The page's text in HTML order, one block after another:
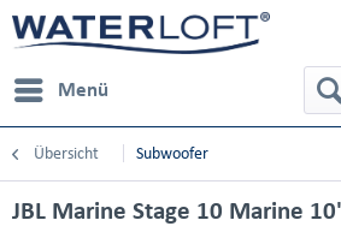
Menü
Übersicht Subwoofer
JBL Marine Stage 10 Marine